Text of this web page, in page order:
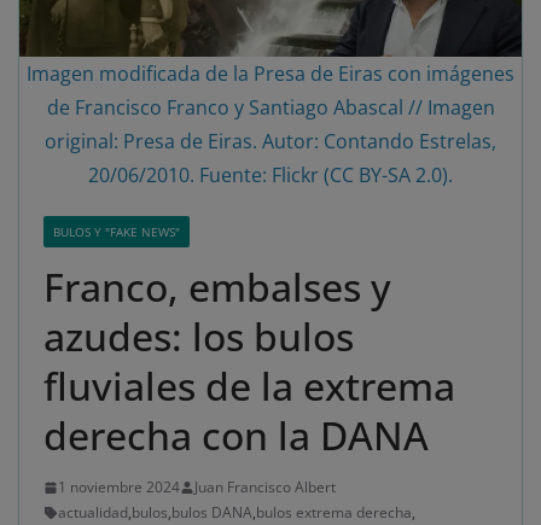
Imagen modificada de la Presa de Eiras con imágenes
de Francisco Franco y Santiago Abascal // Imagen
original: Presa de Eiras. Autor: Contando Estrelas,
20/06/2010. Fuente: Flickr (CC BY-SA 2.0).
BULOS Y "FAKE NEWS"
Franco, embalses y
azudes: los bulos
fluviales de la extrema
derecha con la DANA
1 noviembre 2024
Juan Francisco Albert
actualidad,bulos,bulos DANA,bulos extrema derecha,